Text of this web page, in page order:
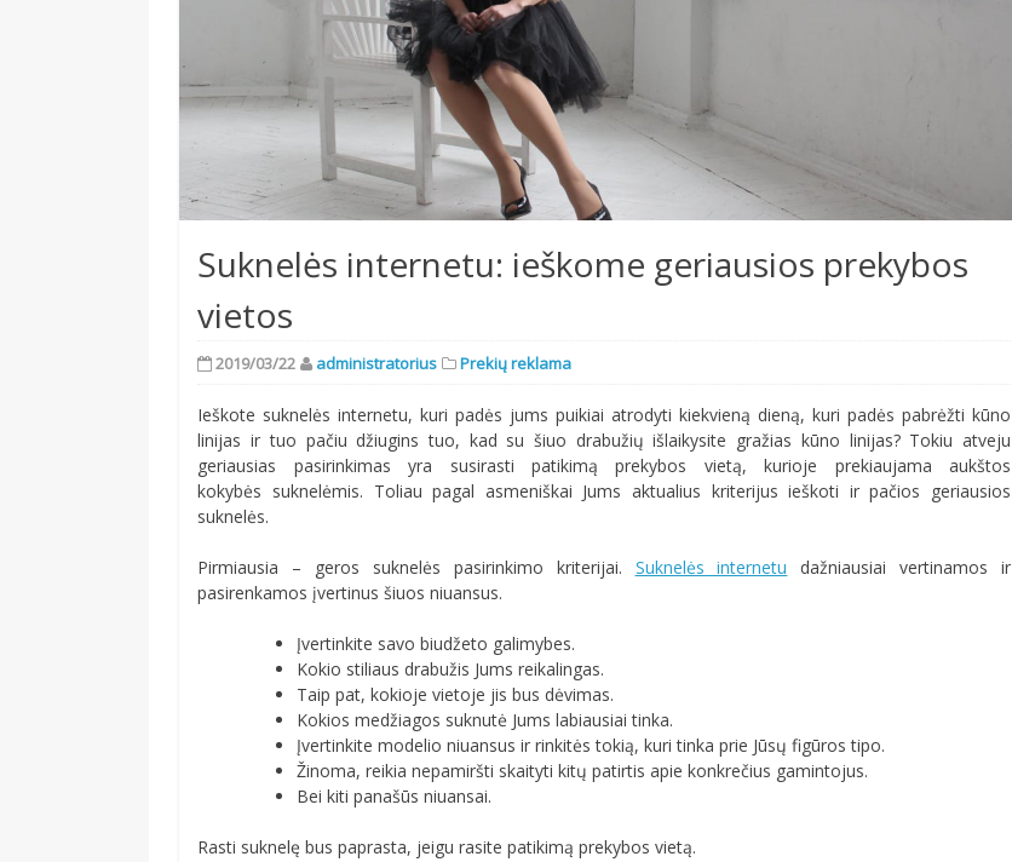
Suknelės internetu: ieškome geriausios prekybos
vietos
2019/03/22 administratorius Prekių reklama
Ieškote suknelės internetu, kuri padės jums puikiai atrodyti kiekvieną dieną, kuri padės pabrėžti kūno
linijas ir tuo pačiu džiugins tuo, kad su šiuo drabužių išlaikysite gražias kūno linijas? Tokiu atveju
geriausias pasirinkimas yra susirasti patikimą prekybos vietą, kurioje prekiaujama aukštos
kokybės suknelėmis. Toliau pagal asmeniškai Jums aktualius kriterijus ieškoti ir pačios geriausios
suknelės.
Pirmiausia – geros suknelės pasirinkimo kriterijai. Suknelės internetu dažniausiai vertinamos ir
pasirenkamos įvertinus šiuos niuansus.
Įvertinkite savo biudžeto galimybes.
Kokio stiliaus drabužis Jums reikalingas.
Taip pat, kokioje vietoje jis bus dėvimas.
Kokios medžiagos suknutė Jums labiausiai tinka.
Įvertinkite modelio niuansus ir rinkitės tokią, kuri tinka prie Jūsų figūros tipo.
Žinoma, reikia nepamiršti skaityti kitų patirtis apie konkrečius gamintojus.
Bei kiti panašūs niuansai.
Rasti suknelę bus paprasta, jeigu rasite patikimą prekybos vietą.